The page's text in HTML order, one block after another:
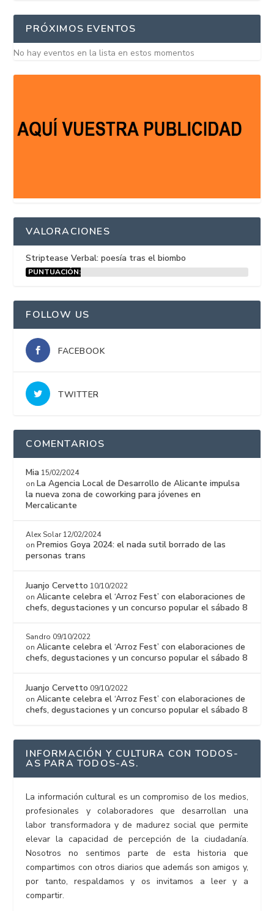
PRÓXIMOS EVENTOS
No hay eventos en la lista en estos momentos
VALORACIONES
Striptease Verbal: poesía tras el biombo
PUNTUACIÓN:
FOLLOW US
FACEBOOK
TWITTER
COMENTARIOS
Mia 15/02/2024
on La Agencia Local de Desarrollo de Alicante impulsa
la nueva zona de coworking para jóvenes en
Mercalicante
Alex Solar 12/02/2024
on Premios Goya 2024: el nada sutil borrado de las
personas trans
Juanjo Cervetto 10/10/2022
onAlicante celebra el ‘Arroz Fest’ con elaboraciones de
chefs, degustaciones y un concurso popular el sábado 8
Sandro 09/10/2022
onAlicante celebra el ‘Arroz Fest’ con elaboraciones de
chefs, degustaciones y un concurso popular el sábado 8
Juanjo Cervetto 09/10/2022
onAlicante celebra el ‘Arroz Fest’ con elaboraciones de
chefs, degustaciones y un concurso popular el sábado 8
INFORMACIÓN Y CULTURA CON TODOS-
AS PARA TODOS-AS.
La información cultural es un compromiso de los medios,
profesionales y colaboradores que desarrollan una
labor transformadora y de madurez social que permite
elevar la capacidad de percepción de la ciudadanía.
Nosotros no sentimos parte de esta historia que
compartimos con otros diarios que además son amigos y,
por tanto, respaldamos y os invitamos a leer y a
compartir.